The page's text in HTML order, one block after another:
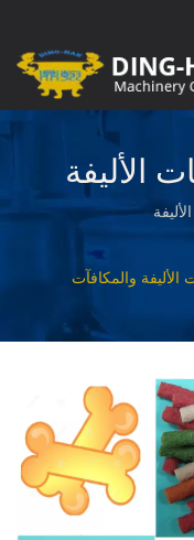
الأليفة
الأليفة والمكافآت